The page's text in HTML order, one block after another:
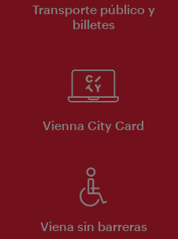
Transporte público y
billetes
Vienna City Card
Viena sin barreras